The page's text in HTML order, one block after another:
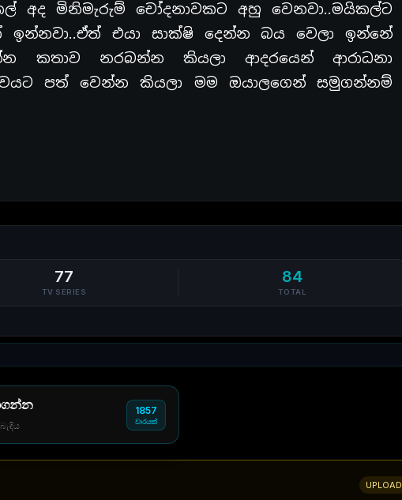
මිනිමැරුම් චෝදනාවකට අහු වෙනවා..මයිකල්ට
එයා සාක්ෂි දෙන්න බය වෙලා ඉන්නේ
කතාව නරබන්න කියලා ආදරයෙන් ආරාධනා
පත් වෙන්න කියලා මම ඔයාලගෙන් සමුගන්නම්
77
TV SERIES
84
TOTAL
1857
වාරයක්
UPLOAD